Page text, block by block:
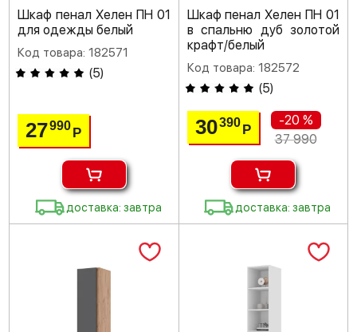
Шкаф пенал Хелен ПН 01
для одежды белый
Код товара: 182571
(5)
27990Р
доставка: завтра
Шкаф пенал Хелен ПН 01
в спальню дуб золотой
крафт/белый
Код товара: 182572
(5)
30390 Р
-20 %
37 990
доставка: завтра